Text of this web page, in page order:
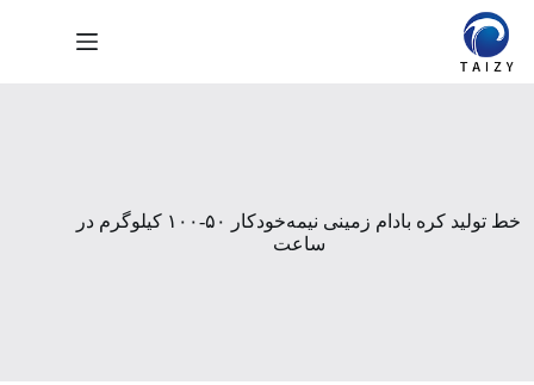
پرش
محتوا
خط تولید کره بادام زمینی نیمه‌خودکار ۵۰-۱۰۰ کیلوگرم در
ساعت